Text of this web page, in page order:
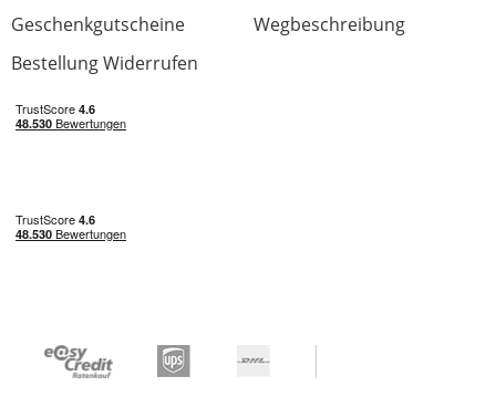
War diese Rezension hilfreich?
Geschenkgutscheine
Wegbeschreibung
Bestellung Widerrufen